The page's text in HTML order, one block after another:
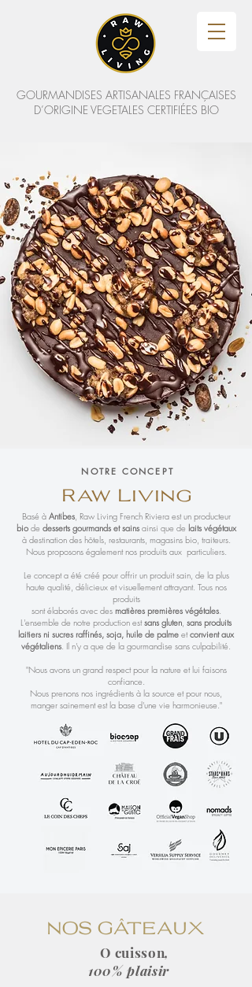
GOURMANDISES ARTISANALES FRANÇAISES
D’ORIGINE VEGETALES CERTIFIÉES BIO
NOTRE CONCEPT
Raw Living
Basé à Antibes, Raw Living French Riviera est un producteur
biode desserts gourmands et sainsainsi que de laits végétaux
à destination des hôtels, restaurants, magasins bio, traiteurs.
Nous proposons également nos produits aux particuliers.
Le concept a été créé pour offrir un produit sain, de la plus
haute qualité, délicieux et visuellement attrayant. Tous nos
produits
sont élaborés avec des matières premières végétales.
L'ensemble de notre production est sans gluten, sans produits
laitiers ni sucres raffinés, soja, huile de palme et convient aux
végétaliens. Il n'y a que de la gourmandise sans culpabilité.
"Nous avons un grand respect pour la nature et lui faisons
confiance.
Nous prenons nos ingrédients à la source et pour nous,
manger sainement est la base d'une vie harmonieuse."
NOS GÂTEAUX
O cuisson,
100% plaisir